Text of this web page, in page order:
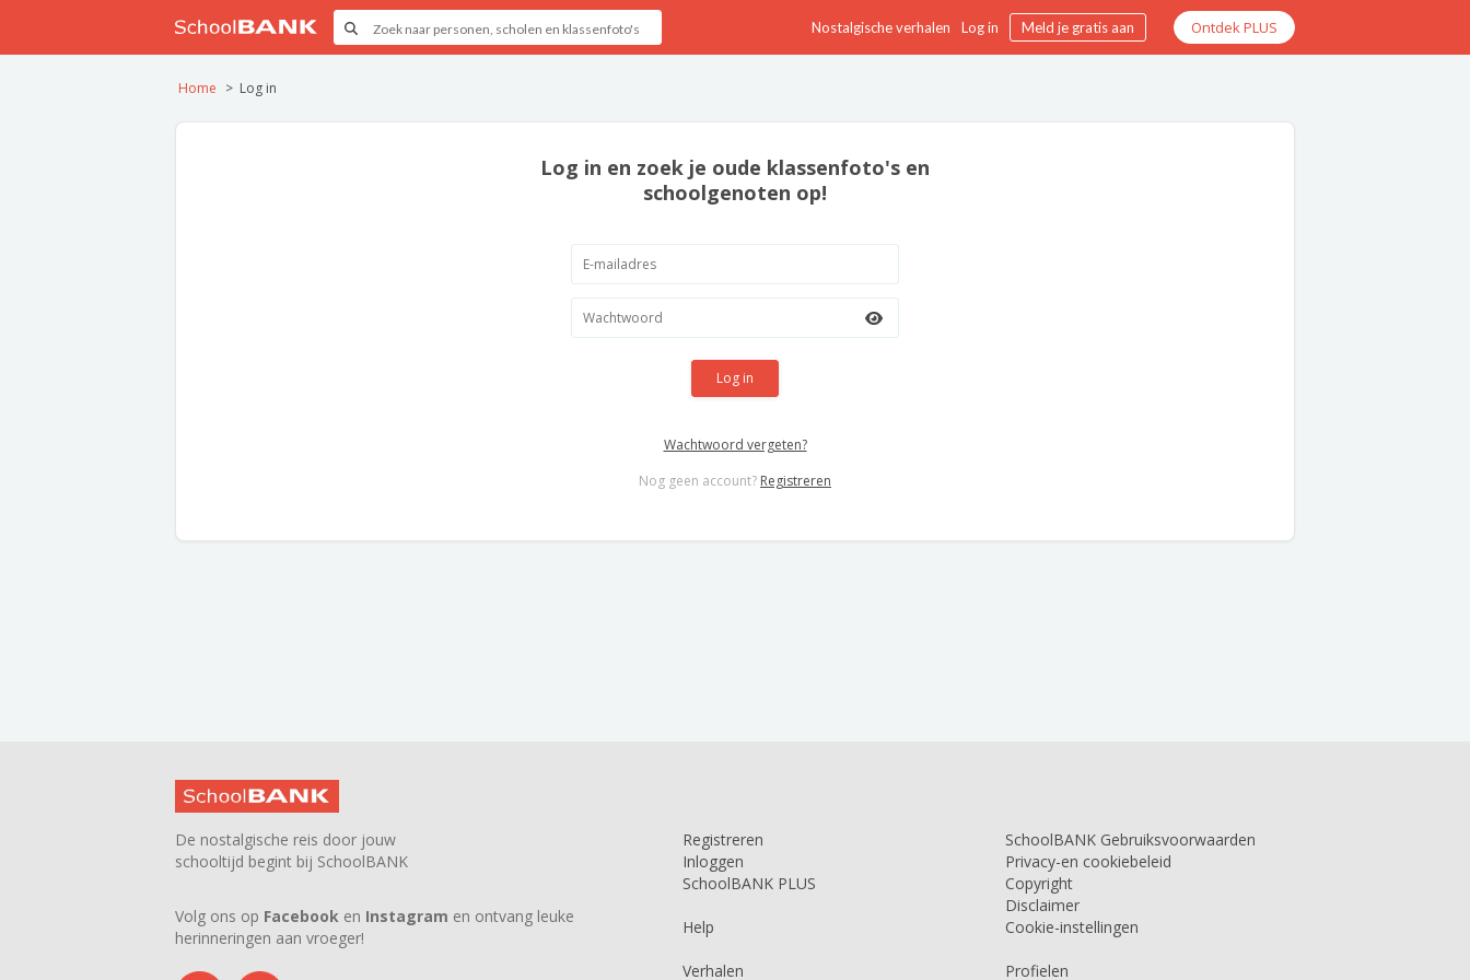
Nostalgische verhalen Log in Meld je gratis aan Ontdek PLUS
Home Log in
Log in en zoek je oude klassenfoto's en
schoolgenoten op!
Log in
Wachtwoord vergeten?
Nog geen account? Registreren
De nostalgische reis door jouw
schooltijd begint bij SchoolBANK
Volg ons op Facebook en Instagram en ontvang leuke
herinneringen aan vroeger!
Registreren
Inloggen
SchoolBANK PLUS
Help
Verhalen
SchoolBANK Gebruiksvoorwaarden
Privacy-en cookiebeleid
Copyright
Disclaimer
Cookie-instellingen
Profielen